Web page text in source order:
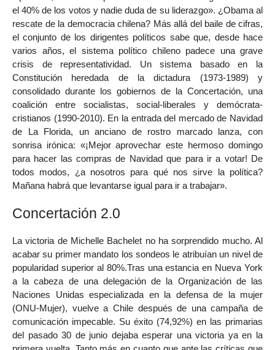
el 40% de los votos y nadie duda de su liderazgo». ¿Obama al
rescate de la democracia chilena? Más allá del baile de cifras,
el conjunto de los dirigentes políticos sabe que, desde hace
varios años, el sistema político chileno padece una grave
crisis de representatividad. Un sistema basado en la
Constitución heredada de la dictadura (1973-1989) y
consolidado durante los gobiernos de la Concertación, una
coalición entre socialistas, social-liberales y demócrata-
cristianos (1990-2010). En la entrada del mercado de Navidad
de La Florida, un anciano de rostro marcado lanza, con
sonrisa irónica: «¡Mejor aprovechar este hermoso domingo
para hacer las compras de Navidad que para ir a votar! De
todos modos, ¿a nosotros para qué nos sirve la política?
Mañana habrá que levantarse igual para ir a trabajar».
Concertación 2.0
La victoria de Michelle Bachelet no ha sorprendido mucho. Al
acabar su primer mandato los sondeos le atribuían un nivel de
popularidad superior al 80%.Tras una estancia en Nueva York
a la cabeza de una delegación de la Organización de las
Naciones Unidas especializada en la defensa de la mujer
(ONU-Mujer), vuelve a Chile después de una campaña de
comunicación impecable. Su éxito (74,92%) en las primarias
del pasado 30 de junio dejaba esperar una victoria ya en la